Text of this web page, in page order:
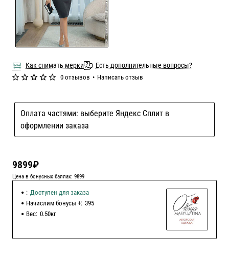
Как снимать мерки Есть дополнительные вопросы?
Оплата частями: выберите Яндекс Сплит в
оформлении заказа
0 отзывов • Написать отзыв
9899₽
Цена в бонусных баллах: 9899
: Доступен для заказа
Начислим бонусы +: 395
Вес: 0.50кг